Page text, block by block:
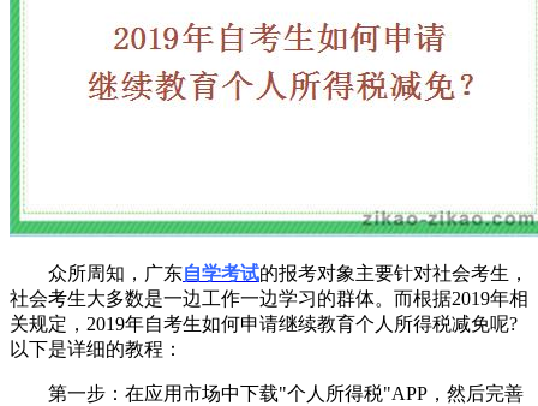
众所周知，广东自学考试的报考对象主要针对社会考生，
社会考生大多数是一边工作一边学习的群体。而根据2019年相
关规定，2019年自考生如何申请继续教育个人所得税减免呢?
以下是详细的教程：
第一步：在应用市场中下载"个人所得税"APP，然后完善